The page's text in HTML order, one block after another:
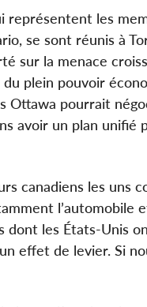
représentent les
se sont réunis à
sur la menace
plein pouvoir
Ottawa pourrait
avoir un plan
canadiens les uns
l’automobile
dont les États-Unis
effet de levier. Si